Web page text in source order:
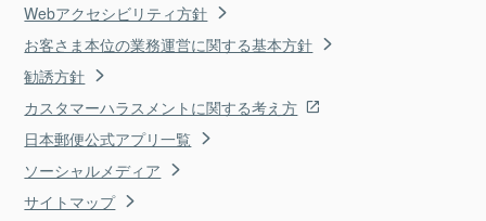
Webアクセシビリティ方針
お客さま本位の業務運営に関する基本方針
勧誘方針
カスタマーハラスメントに関する考え方
日本郵便公式アプリ一覧
ソーシャルメディア
サイトマップ